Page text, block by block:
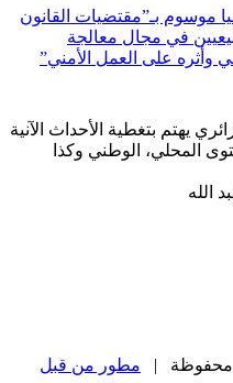
موسوم بـ”مقتضيات القانون
في مجال معالجة
وأثره على العمل الأمني”
يهتم بتغطية الأحداث الآنية
المحلي، الوطني وكذا
الله
مطور من قبل